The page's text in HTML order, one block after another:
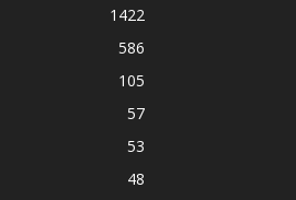
1422
586
105
57
53
48